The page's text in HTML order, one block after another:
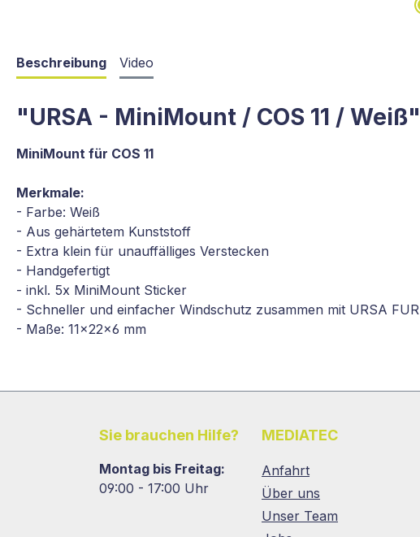
Beschreibung Video
"URSA - MiniMount / COS 11 / Weiß"
MiniMount für COS 11
Merkmale:
- Farbe: Weiß
- Aus gehärtetem Kunststoff
- Extra klein für unauffälliges Verstecken
- Handgefertigt
- inkl. 5x MiniMount Sticker
- Schneller und einfacher Windschutz zusammen mit URSA FUR
- Maße: 11x22x6 mm
Sie brauchen Hilfe?
Montag bis Freitag:
09:00 - 17:00 Uhr
MEDIATEC
Anfahrt
Über uns
Unser Team